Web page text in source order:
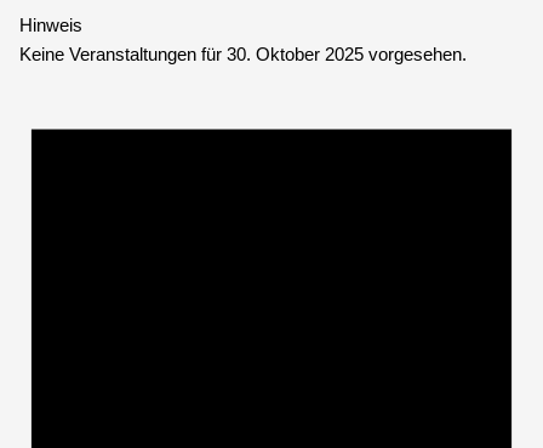
Hinweis
Keine Veranstaltungen für 30. Oktober 2025 vorgesehen.